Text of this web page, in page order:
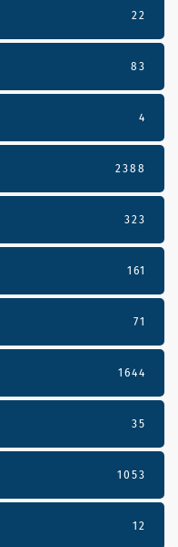
22
83
4
2388
323
161
71
1644
35
1053
12